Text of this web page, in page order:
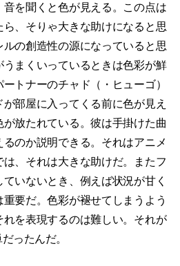
を聞くと色が見える。この点は
、そりゃ大きな助けになると思
ルの創造性の源になっていると思
うまくいっているときは色彩が鮮
トナーのチャド（・ヒューゴ）
部屋に入ってくる前に色が見え
放たれている。彼は手掛けた曲
のか説明できる。それはアニメ
、それは大きな助けだ。またフ
いないとき、例えば状況が甘く
要だ。色彩が褪せてしまうよう
を表現するのは難しい。それが
ったんだ。